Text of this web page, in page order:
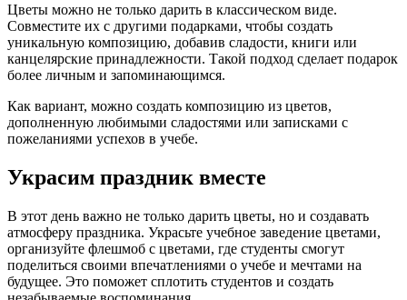
Цветы можно не только дарить в классическом виде.
Совместите их с другими подарками, чтобы создать
уникальную композицию, добавив сладости, книги или
канцелярские принадлежности. Такой подход сделает подарок
более личным и запоминающимся.
Как вариант, можно создать композицию из цветов,
дополненную любимыми сладостями или записками с
пожеланиями успехов в учебе.
Украсим праздник вместе
В этот день важно не только дарить цветы, но и создавать
атмосферу праздника. Украсьте учебное заведение цветами,
организуйте флешмоб с цветами, где студенты смогут
поделиться своими впечатлениями о учебе и мечтами на
будущее. Это поможет сплотить студентов и создать